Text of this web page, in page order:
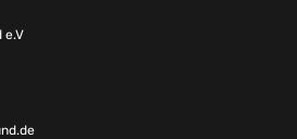
e.V